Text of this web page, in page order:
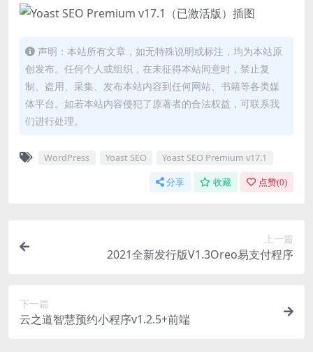
声明：本站所有文章，如无特殊说明或标注，均为本站原
创发布。任何个人或组织，在未征得本站同意时，禁止复
制、盗用、采集、发布本站内容到任何网站、书籍等各类媒
体平台。如若本站内容侵犯了原著者的合法权益，可联系我
们进行处理。
WordPress Yoast SEO Yoast SEO Premium v​​17.1
分享 收藏 点赞(0)
上一篇
2021全新发行版V1.3Oreo易支付程序
下一篇
云之道智慧预约小程序v1.2.5+前端